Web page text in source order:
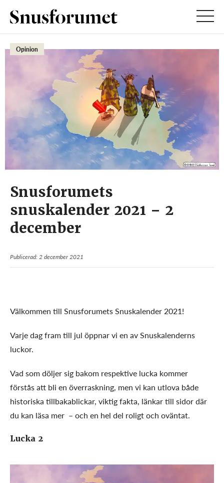
Opinion
Snusforumets
snuskalender 2021 – 2
december
Publicerad: 2 december 2021
Välkommen till Snusforumets Snuskalender 2021!
Varje dag fram till jul öppnar vi en av Snuskalenderns
luckor.
Vad som döljer sig bakom respektive lucka kommer
förstås att bli en överraskning, men vi kan utlova både
historiska tillbakablickar, viktig fakta, länkar till sidor där
du kan läsa mer – och en hel del roligt och oväntat.
Lucka 2